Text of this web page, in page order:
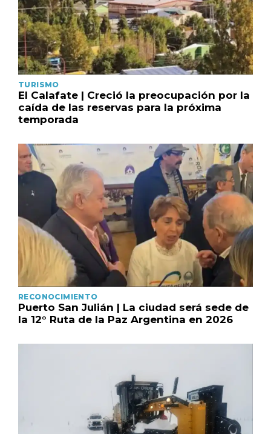
TURISMO
El Calafate | Creció la preocupación por la
caída de las reservas para la próxima
temporada
RECONOCIMIENTO
Puerto San Julián | La ciudad será sede de
la 12° Ruta de la Paz Argentina en 2026